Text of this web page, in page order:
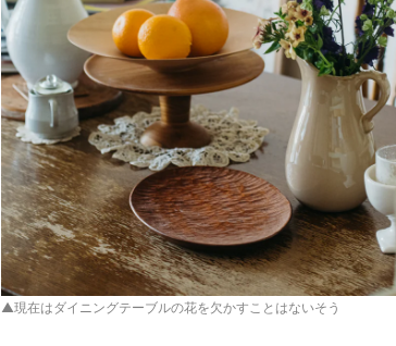
▲現在はダイニングテーブルの花を欠かすことはないそう